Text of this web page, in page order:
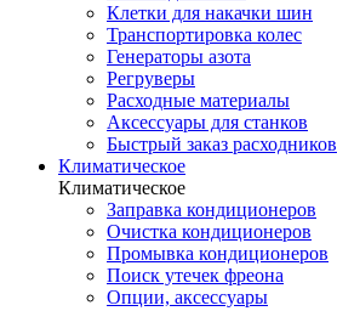
Клетки для накачки шин
Транспортировка колес
Генераторы азота
Регруверы
Расходные материалы
Аксессуары для станков
Быстрый заказ расходников
Климатическое
Климатическое
Заправка кондиционеров
Очистка кондиционеров
Промывка кондиционеров
Поиск утечек фреона
Опции, аксессуары